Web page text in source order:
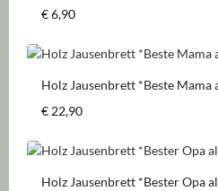
Regulärer Preis:
€ 6,90
Holz Jausenbrett *Beste Mama
Regulärer Preis:
€ 22,90
Holz Jausenbrett *Bester Opa